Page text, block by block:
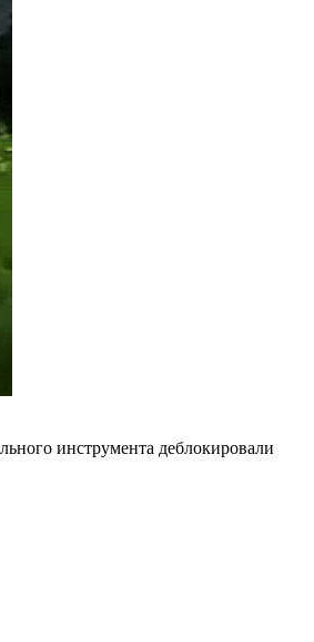
инструмента деблокировали